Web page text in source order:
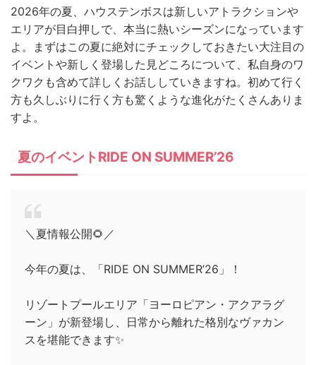
2026年の夏、ハウステンボスは新しいアトラクションや
エリアが目白押しで、本当に熱いシーズンになっています
よ。まずはこの夏に絶対にチェックしておきたい大注目の
イベントや新しく登場した見どころについて、私自身のワ
クワクも含めて詳しくお話ししていきますね。初めて行く
方も久しぶりに行く方も驚くような進化がたくさんありま
すよ。
夏のイベントRIDE ON SUMMER’26
＼夏情報公開🌻／
今年の夏は、「RIDE ON SUMMER’26」！
リゾートプールエリア「ヨーロピアン・アクアラグ
ーン」が新登場し、日常から離れた格別なヴァカン
スを堪能できます✨